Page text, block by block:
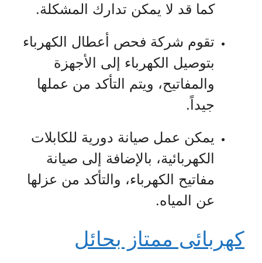
كما قد لا يمكن تدارك المشكلة.
تقوم شركة فحص أعطال الكهرباء
بتوصيل الكهرباء إلى الأجهزة
والمفاتيح، ويتم التأكد من عملها
جيداً.
يمكن عمل صيانة دورية للكابلات
الكهربائية، بالإضافة إلى صيانة
مفاتيح الكهرباء، والتأكد من عزلها
عن المياه.
كهربائى ممتاز بحائل